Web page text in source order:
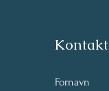
Kontakt
Fornavn